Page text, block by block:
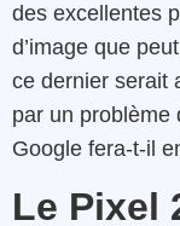
des excellentes
d’image que
ce dernier serait
par un problème
Google fera-t-il
Le Pixel